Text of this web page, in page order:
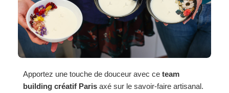
Apportez une touche de douceur avec ce team
building créatif Paris axé sur le savoir-faire artisanal.